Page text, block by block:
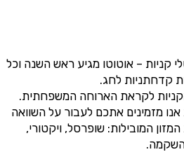
קניות – אוטוטו מגיע ראש השנה וכל
קדחתניות לחג.
לקראת הארוחה המשפחתית.
מזמינים אתכם לעבור על השוואה
בין 4 רשתות המזון המובילות: שופרסל, ויקטורי,
השקמה.